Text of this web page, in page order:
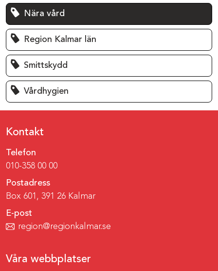
Nära vård
Region Kalmar län
Smittskydd
Vårdhygien
Kontakt
Telefon
010-358 00 00
Postadress
Box 601, 391 26 Kalmar
E-post
region@regionkalmar.se
Våra webbplatser